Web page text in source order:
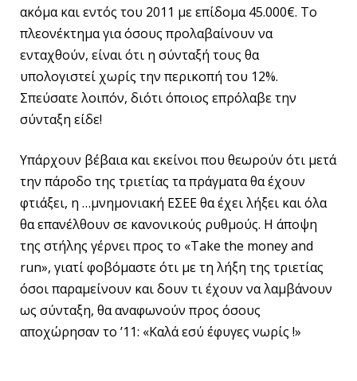
ακόμα και εντός του 2011 με επίδομα 45.000€. Το
πλεονέκτημα για όσους προλαβαίνουν να
ενταχθούν, είναι ότι η σύνταξή τους θα
υπολογιστεί χωρίς την περικοπή του 12%.
Σπεύσατε λοιπόν, διότι όποιος επρόλαβε την
σύνταξη είδε!
Υπάρχουν βέβαια και εκείνοι που θεωρούν ότι μετά
την πάροδο της τριετίας τα πράγματα θα έχουν
φτιάξει, η …μνημονιακή ΕΣΕΕ θα έχει λήξει και όλα
θα επανέλθουν σε κανονικούς ρυθμούς. Η άποψη
της στήλης γέρνει προς το «Take the money and
run», γιατί φοβόμαστε ότι με τη λήξη της τριετίας
όσοι παραμείνουν και δουν τι έχουν να λαμβάνουν
ως σύνταξη, θα αναφωνούν προς όσους
αποχώρησαν το ’11: «Καλά εσύ έφυγες νωρίς !»